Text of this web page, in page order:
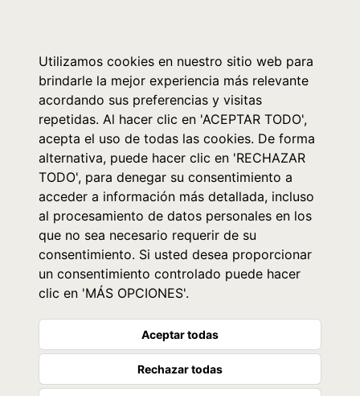
Utilizamos cookies en nuestro sitio web para
brindarle la mejor experiencia más relevante
acordando sus preferencias y visitas
repetidas. Al hacer clic en 'ACEPTAR TODO',
acepta el uso de todas las cookies. De forma
alternativa, puede hacer clic en 'RECHAZAR
TODO', para denegar su consentimiento a
acceder a información más detallada, incluso
al procesamiento de datos personales en los
que no sea necesario requerir de su
consentimiento. Si usted desea proporcionar
un consentimiento controlado puede hacer
clic en 'MÁS OPCIONES'.
Aceptar todas
Rechazar todas